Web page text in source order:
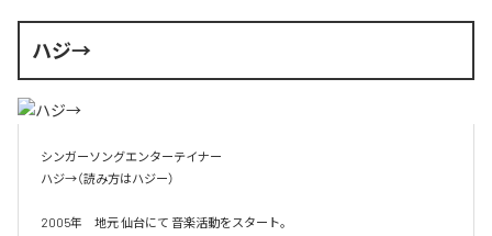
ハジ→
シンガーソングエンターテイナー
ハジ→（読み方はハジー）
2005年　地元 仙台にて 音楽活動をスタート。